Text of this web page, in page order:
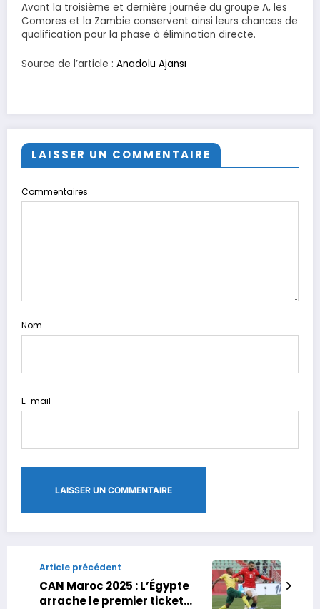
Avant la troisième et dernière journée du groupe A, les
Comores et la Zambie conservent ainsi leurs chances de
qualification pour la phase à élimination directe.​​​​​​​
Source de l’article : Anadolu Ajansı
LAISSER UN COMMENTAIRE
Commentaires
Nom
E-mail
Article précédent
CAN Maroc 2025 : L’Égypte
arrache le premier ticket